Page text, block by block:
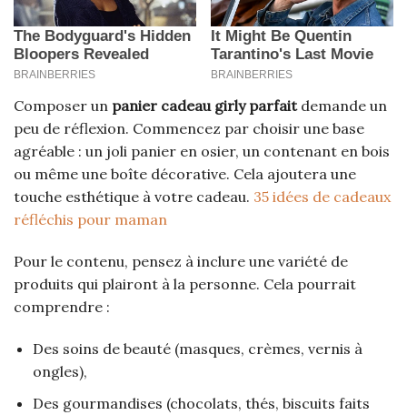
Composer un panier cadeau girly parfaitdemande un
peu de réflexion. Commencez par choisir une base
agréable : un joli panier en osier, un contenant en bois
ou même une boîte décorative. Cela ajoutera une
touche esthétique à votre cadeau. 35 idées de cadeaux
réfléchis pour maman
Pour le contenu, pensez à inclure une variété de
produits qui plairont à la personne. Cela pourrait
comprendre :
Des soins de beauté (masques, crèmes, vernis à
ongles),
Des gourmandises (chocolats, thés, biscuits faits